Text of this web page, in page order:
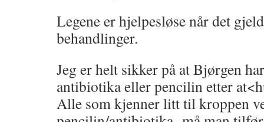
Legene er hjelpesløse når det
behandlinger.
Jeg er helt sikker på at Bjørgen
antibiotika eller pencilin etter
Alle som kjenner litt til kroppen